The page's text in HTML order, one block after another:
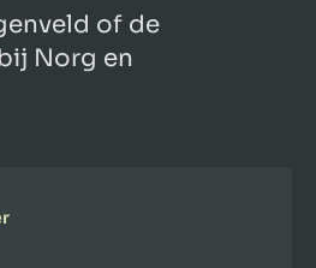
of de
Norg en